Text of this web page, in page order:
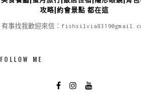
攻略|約會景點 都在這
有事找我歡迎來信：
FOLLOW ME